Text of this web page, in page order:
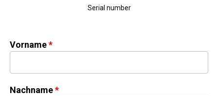
Serial number
Vorname
Nachname